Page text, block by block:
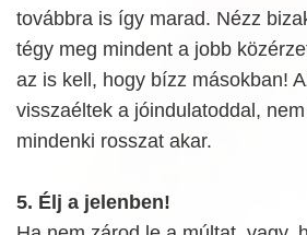
továbbra is így marad. Nézz
tégy meg mindent a jobb
az is kell, hogy bízz másokban!
visszaéltek a jóindulatoddal,
mindenki rosszat akar.
5. Élj a jelenben!